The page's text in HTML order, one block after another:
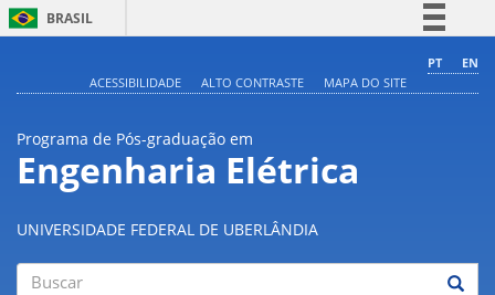
BRASIL
Comunica BR
Acesso à informação
Legislação
PT
EN
ACESSIBILIDADE
ALTO CONTRASTE MAPA DO SITE
Programa de Pós-graduação em
Engenharia Elétrica
UNIVERSIDADE FEDERAL DE UBERLÂNDIA